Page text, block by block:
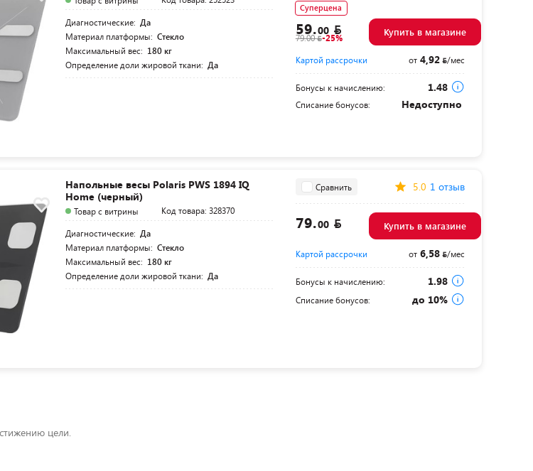
Диагностические: Да
Материал платформы: Стекло
Максимальный вес: 180 кг
Определение доли жировой ткани: Да
Суперцена
59.00
79.00 -25% Купить в магазине
Картой рассрочки от4,92 /мес
Бонусы к начислению: 1.48
Списание бонусов: Недоступно
Напольные весы Polaris PWS 1894 IQ
Home (черный)
Товар с витрины
Код товара: 328370
Диагностические: Да
Материал платформы: Стекло
Максимальный вес: 180 кг
Определение доли жировой ткани: Да
Сравнить 5.0 1 отзыв
79.00 Купить в магазине
Картой рассрочки от6,58 /мес
Бонусы к начислению: 1.98
Списание бонусов: до 10%
цели.